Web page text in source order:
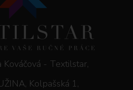
Kováčová - Textilstar,
Kolpašská 1,